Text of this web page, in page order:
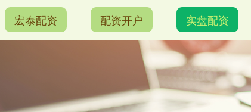
宏泰配资 配资开户 实盘配资